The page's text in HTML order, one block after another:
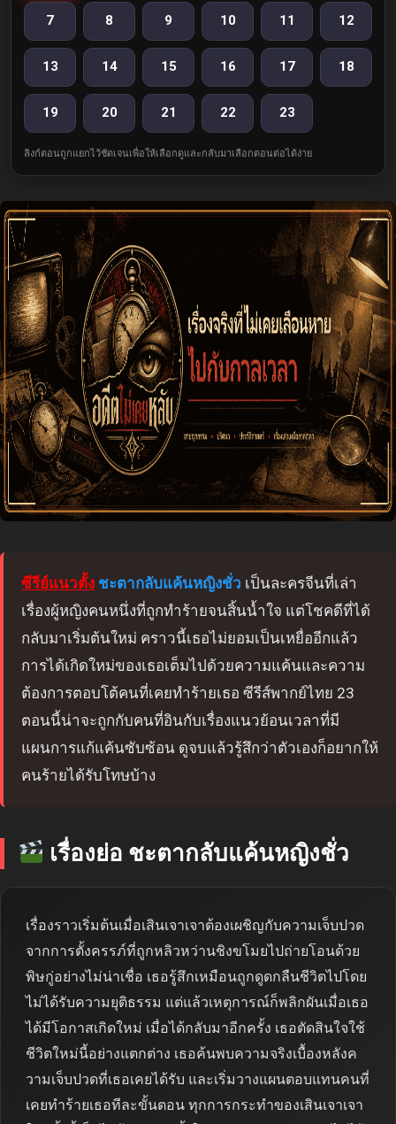
7 8 9 10 11 12
13 14 15 16 17 18
19 20 21 22 23
ลิงก์ตอนถูกแยกไว้ชัดเจนเพื่อให้เลือกดูและกลับมาเลือกตอนต่อได้ง่าย
ซีรีย์แนวตั้ง ชะตากลับแค้นหญิงชั่ว เป็นละครจีนที่เล่า
เรื่องผู้หญิงคนหนึ่งที่ถูกทำร้ายจนสิ้นน้ำใจ แต่โชคดีที่ได้
กลับมาเริ่มต้นใหม่ คราวนี้เธอไม่ยอมเป็นเหยื่ออีกแล้ว
การได้เกิดใหม่ของเธอเต็มไปด้วยความแค้นและความ
ต้องการตอบโต้คนที่เคยทำร้ายเธอ ซีรีส์พากย์ไทย 23
ตอนนี้น่าจะถูกกับคนที่อินกับเรื่องแนวย้อนเวลาที่มี
แผนการแก้แค้นซับซ้อน ดูจบแล้วรู้สึกว่าตัวเองก็อยากให้
คนร้ายได้รับโทษบ้าง
เรื่องย่อ ชะตากลับแค้นหญิงชั่ว
เรื่องราวเริ่มต้นเมื่อเสินเจาเจาต้องเผชิญกับความเจ็บปวด
จากการตั้งครรภ์ที่ถูกหลิวหว่านชิงขโมยไปถ่ายโอนด้วย
พิษกู่อย่างไม่น่าเชื่อ เธอรู้สึกเหมือนถูกดูดกลืนชีวิตไปโดย
ไม่ได้รับความยุติธรรม แต่แล้วเหตุการณ์ก็พลิกผันเมื่อเธอ
ได้มีโอกาสเกิดใหม่ เมื่อได้กลับมาอีกครั้ง เธอตัดสินใจใช้
ชีวิตใหม่นี้อย่างแตกต่าง เธอค้นพบความจริงเบื้องหลังค
วามเจ็บปวดที่เธอเคยได้รับ และเริ่มวางแผนตอบแทนคนที่
เคยทำร้ายเธอทีละขั้นตอน ทุกการกระทำของเสินเจาเจา